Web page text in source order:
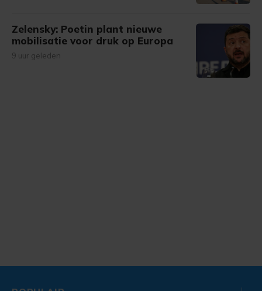
Zelensky: Poetin plant nieuwe
mobilisatie voor druk op Europa
9 uur geleden